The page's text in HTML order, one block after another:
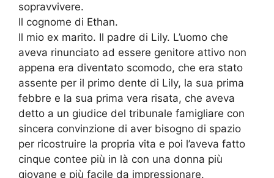
sopravvivere.
Il cognome di Ethan.
Il mio ex marito. Il padre di Lily. L’uomo che
aveva rinunciato ad essere genitore attivo non
appena era diventato scomodo, che era stato
assente per il primo dente di Lily, la sua prima
febbre e la sua prima vera risata, che aveva
detto a un giudice del tribunale famigliare con
sincera convinzione di aver bisogno di spazio
per ricostruire la propria vita e poi l’aveva fatto
cinque contee più in là con una donna più
giovane e più facile da impressionare.